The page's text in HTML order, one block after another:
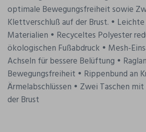
optimale Bewegungsfreiheit sowie
Klettverschluß auf der Brust. •
Materialien • Recyceltes Polyester
ökologischen Fußabdruck • Mesh-
Achseln für bessere Belüftung •
Bewegungsfreiheit • Rippenbund an
Ärmelabschlüssen • Zwei Taschen
der Brust